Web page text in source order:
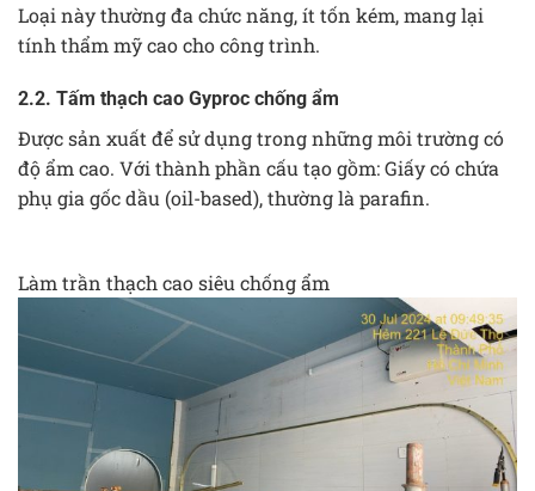
Loại này thường đa chức năng, ít tốn kém, mang lại
tính thẩm mỹ cao cho công trình.
2.2. Tấm thạch cao Gyproc chống ẩm
Được sản xuất để sử dụng trong những môi trường có
độ ẩm cao. Với thành phần cấu tạo gồm: Giấy có chứa
phụ gia gốc dầu (oil-based), thường là parafin.
Làm trần thạch cao siêu chống ẩm